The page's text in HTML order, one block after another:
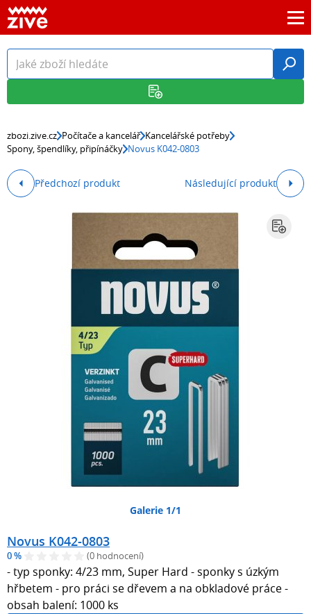
zbozi.zive.cz Počítače a kancelář Kancelářské potřeby
Spony, špendlíky, připínáčky Novus K042-0803
Předchozí produkt Následující produkt
Galerie 1/1
Novus K042-0803
0 % (0 hodnocení)
- typ sponky: 4/23 mm, Super Hard - sponky s úzkým
hřbetem - pro práci se dřevem a na obkladové práce -
obsah balení: 1000 ks